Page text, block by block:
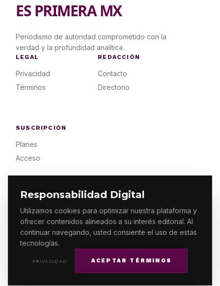
Responsabilidad Digital
Utilizamos cookies para optimizar nuestra plataforma y
ofrecer contenidos alineados a su interés editorial. Al
continuar navegando, usted consiente el uso de estas
tecnologías.
PRIVACIDAD ACEPTAR TÉRMINOS
ES PRIMERA MX
Periodismo de autoridad comprometido con la
verdad y la profundidad analítica.
LEGAL
Privacidad
Términos
REDACCIÓN
Contacto
Directorio
SUSCRIPCIÓN
Planes
Acceso
© 2026 ES PRIMERA MX. ALGUNOS DERECHOS
RESERVADOS / DESIGNMAKING.MX